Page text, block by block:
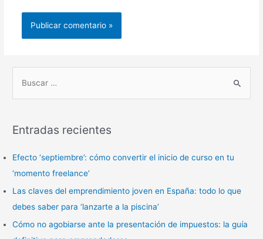
u
c
o
r
:
Entradas recientes
Efecto ‘septiembre’: cómo convertir el inicio de curso en tu
‘momento freelance’
Las claves del emprendimiento joven en España: todo lo que
debes saber para ‘lanzarte a la piscina’
Cómo no agobiarse ante la presentación de impuestos: la guía